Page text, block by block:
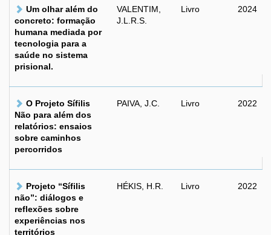
Um olhar além do
concreto: formação
humana mediada por
tecnologia para a
saúde no sistema
prisional.
VALENTIM,
J.L.R.S.
Livro 2024
O Projeto Sífilis
Não para além dos
relatórios: ensaios
sobre caminhos
percorridos
PAIVA, J.C. Livro 2022
Projeto “Sífilis
não”: diálogos e
reflexões sobre
experiências nos
territórios
HÉKIS, H.R. Livro 2022